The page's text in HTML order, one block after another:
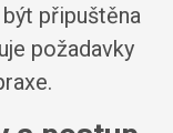
připuštěna
požadavky